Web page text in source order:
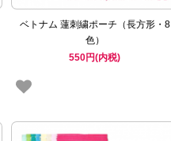
ベトナム 蓮刺繍ポーチ（長方形・8
色）
550円(内税)